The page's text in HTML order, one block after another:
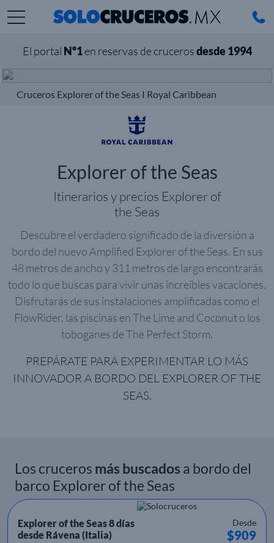
El portal Nº1en reservas de crucerosdesde 1994
Cruceros Explorer of the Seas I Royal Caribbean
Explorer of the Seas
Itinerarios y precios Explorer of
the Seas
Descubre el verdadero significado de la diversión a
bordo del nuevo Amplified Explorer of the Seas. En sus
48 metros de ancho y 311 metros de largo encontrarás
todo lo que buscas para vivir unas increíbles vacaciones.
Disfrutarás de sus instalaciones amplificadas como el
FlowRider, las piscinas en The Lime and Coconut o los
toboganes de The Perfect Storm.
PREPÁRATE PARA EXPERIMENTAR LO MÁS
INNOVADOR A BORDO DEL EXPLORER OF THE
SEAS.
Los cruceros más buscadosa bordo del
barco Explorer of the Seas
Explorer of the Seas 8 días
desde Rávena (Italia)
Desde
$909